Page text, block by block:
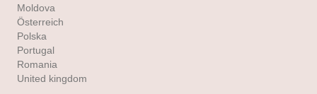
Moldova
Österreich
Polska
Portugal
Romania
United kingdom